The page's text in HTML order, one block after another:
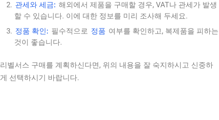
관세와 세금: 해외에서 제품을 구매할 경우, VAT나 관세가 발생
할 수 있습니다. 이에 대한 정보를 미리 조사해 두세요.
정품 확인: 필수적으로 정품 여부를 확인하고, 복제품을 피하는
것이 좋습니다.
리벨서스 구매를 계획하신다면, 위의 내용을 잘 숙지하시고 신중하
게 선택하시기 바랍니다.